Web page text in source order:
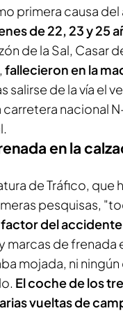
primera causa
de 22, 23 y 25
de la Sal, Casar
fallecieron en la
salirse de la vía el
carretera nacional
en la
de Tráfico, que
pesquisas,
del accidente
marcas de frenada
mojada, ni
El coche de los
vueltas de